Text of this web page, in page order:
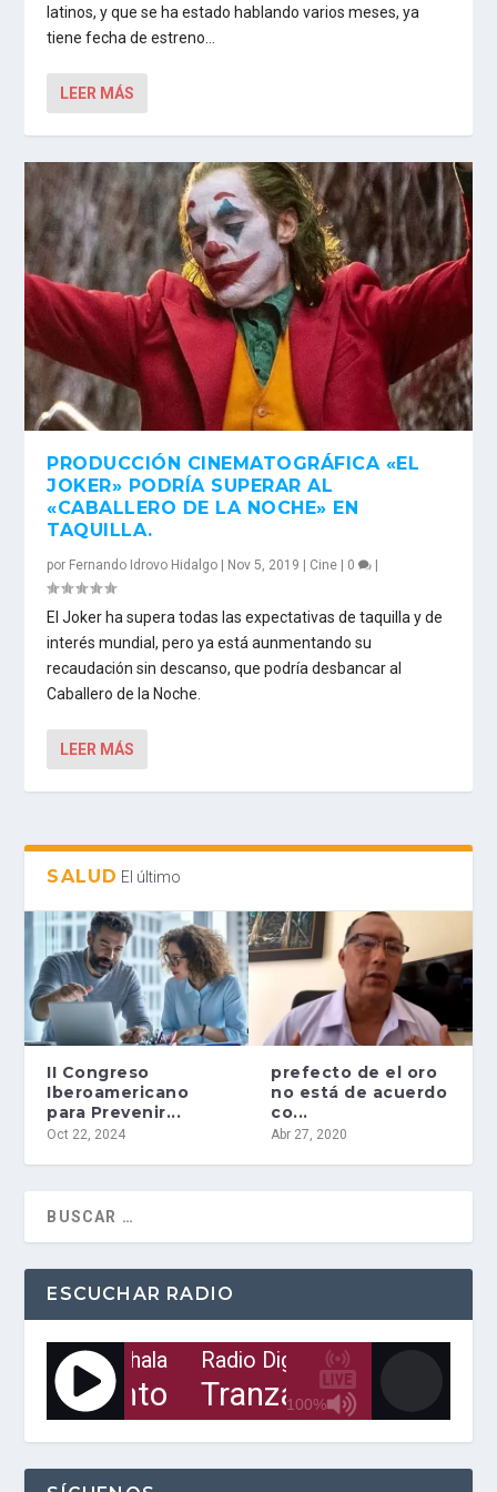
latinos, y que se ha estado hablando varios meses, ya
tiene fecha de estreno…
LEER MÁS
PRODUCCIÓN CINEMATOGRÁFICA «EL
JOKER» PODRÍA SUPERAR AL
«CABALLERO DE LA NOCHE» EN
TAQUILLA.
por Fernando Idrovo Hidalgo | Nov 5, 2019 | Cine | 0 |
El Joker ha supera todas las expectativas de taquilla y de
interés mundial, pero ya está aunmentando su
recaudación sin descanso, que podría desbancar al
Caballero de la Noche.
LEER MÁS
SALUD El último
II Congreso
Iberoamericano
para Prevenir...
Oct 22, 2024
prefecto de el oro
no está de acuerdo
co...
Abr 27, 2020
ESCUCHAR RADIO
100%
de Machala Radio Digital de Machala
un tonto Tranzas - Solo un
U